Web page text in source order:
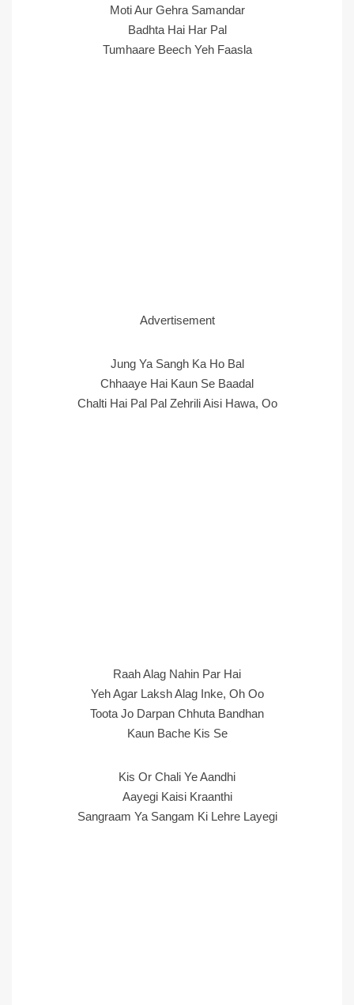
Moti Aur Gehra Samandar
Badhta Hai Har Pal
Tumhaare Beech Yeh Faasla
Advertisement
Jung Ya Sangh Ka Ho Bal
Chhaaye Hai Kaun Se Baadal
Chalti Hai Pal Pal Zehrili Aisi Hawa, Oo
Raah Alag Nahin Par Hai
Yeh Agar Laksh Alag Inke, Oh Oo
Toota Jo Darpan Chhuta Bandhan
Kaun Bache Kis Se
Kis Or Chali Ye Aandhi
Aayegi Kaisi Kraanthi
Sangraam Ya Sangam Ki Lehre Layegi